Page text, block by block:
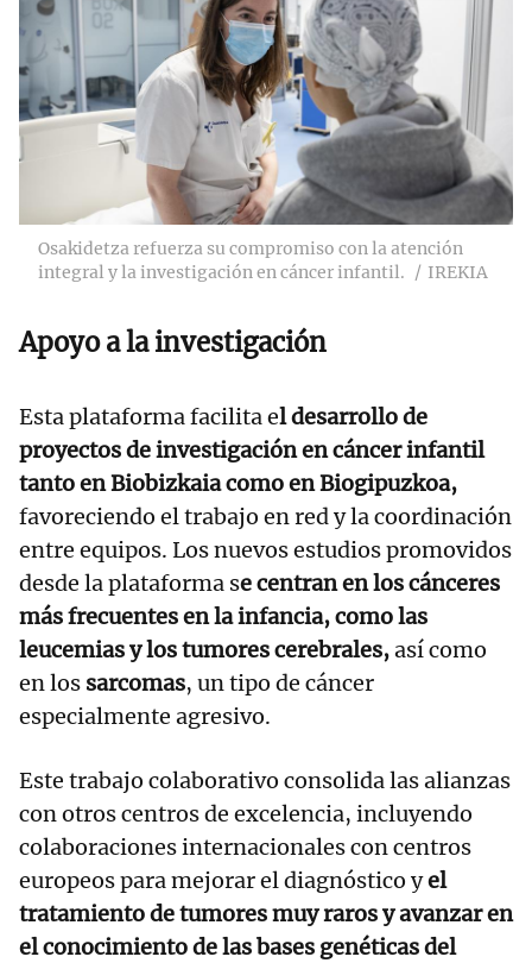
Osakidetza refuerza su compromiso con la atención
integral y la investigación en cáncer infantil.
IREKIA
Apoyo a la investigación
Esta plataforma facilita el desarrollo de
proyectos de investigación en cáncer infantil
tanto en Biobizkaia como en Biogipuzkoa,
favoreciendo el trabajo en red y la coordinación
entre equipos. Los nuevos estudios promovidos
desde la plataforma se centran en los cánceres
más frecuentes en la infancia, como las
leucemias y los tumores cerebrales,así como
en los sarcomas, un tipo de cáncer
especialmente agresivo.
Este trabajo colaborativo consolida las alianzas
con otros centros de excelencia, incluyendo
colaboraciones internacionales con centros
europeos para mejorar el diagnóstico yel
tratamiento de tumores muy raros y avanzar en
el conocimiento de las bases genéticas del